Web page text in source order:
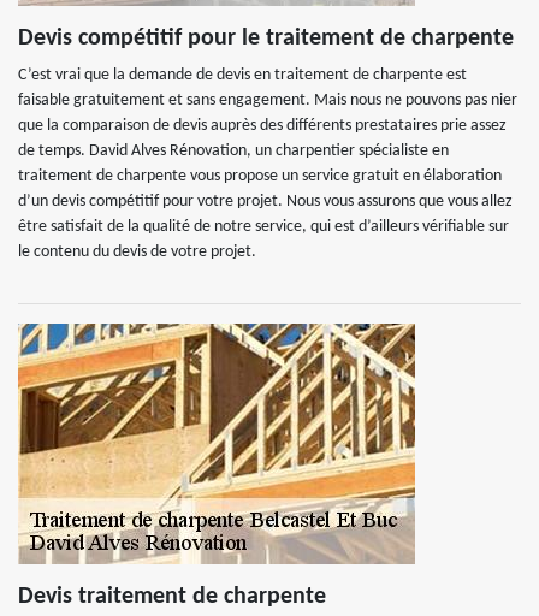
Devis compétitif pour le traitement de charpente
C’est vrai que la demande de devis en traitement de charpente est
faisable gratuitement et sans engagement. Mais nous ne pouvons pas nier
que la comparaison de devis auprès des différents prestataires prie assez
de temps. David Alves Rénovation, un charpentier spécialiste en
traitement de charpente vous propose un service gratuit en élaboration
d’un devis compétitif pour votre projet. Nous vous assurons que vous allez
être satisfait de la qualité de notre service, qui est d’ailleurs vérifiable sur
le contenu du devis de votre projet.
Devis traitement de charpente